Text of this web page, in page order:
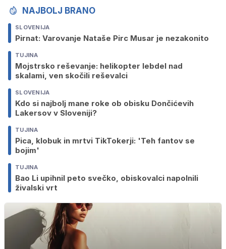
NAJBOLJ BRANO
SLOVENIJA
Pirnat: Varovanje Nataše Pirc Musar je nezakonito
TUJINA
Mojstrsko reševanje: helikopter lebdel nad
skalami, ven skočili reševalci
SLOVENIJA
Kdo si najbolj mane roke ob obisku Dončićevih
Lakersov v Sloveniji?
TUJINA
Pica, klobuk in mrtvi TikTokerji: 'Teh fantov se
bojim'
TUJINA
Bao Li upihnil peto svečko, obiskovalci napolnili
živalski vrt